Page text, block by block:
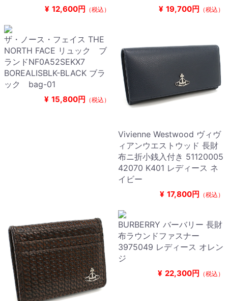
¥ 12,600円 （税込） ¥ 19,700円 （税込）
ザ・ノース・フェイス THE
NORTH FACE リュック ブ
ランドNF0A52SEKX7
BOREALISBLK-BLACK ブラ
ック bag-01
¥ 15,800円 （税込）
Vivienne Westwood ヴィヴ
ィアンウエストウッド 長財
布ニ折小銭入付き 51120005
42070 K401 レディース ネ
イビー
¥ 17,800円 （税込）
BURBERRY バーバリー 長財
布ラウンドファスナー
3975049 レディース オレン
ジ
¥ 22,300円 （税込）